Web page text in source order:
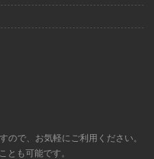
ので、お気軽にご利用ください。
とも可能です。